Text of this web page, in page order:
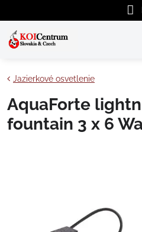
Jazierkové osvetlenie
AquaForte
fountain 3 x 6